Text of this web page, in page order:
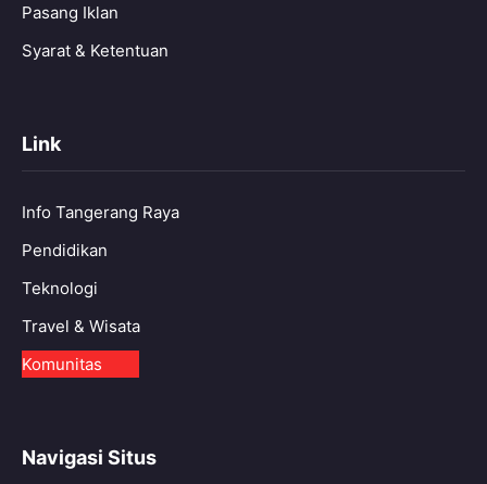
Pasang Iklan
Syarat & Ketentuan
Link
Info Tangerang Raya
Pendidikan
Teknologi
Travel & Wisata
Komunitas
Navigasi Situs